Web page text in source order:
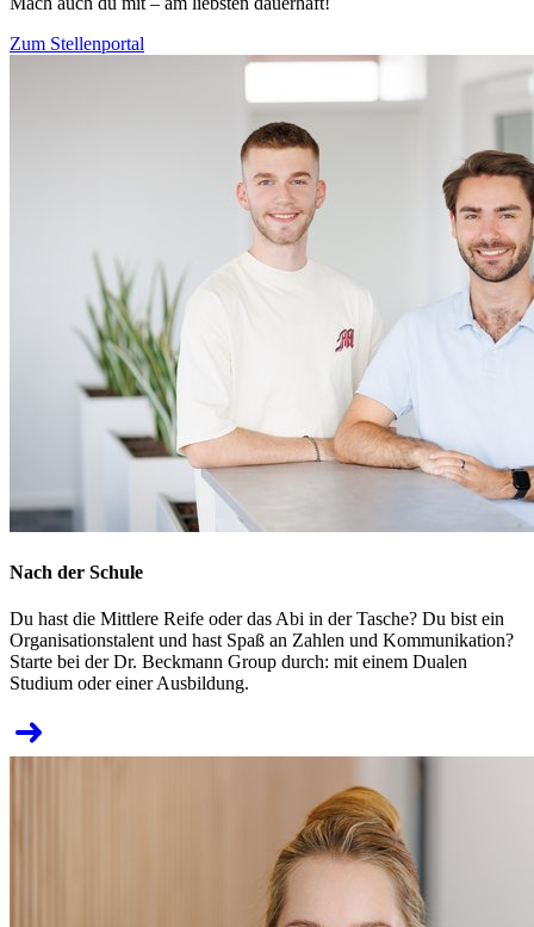
Zum Stellenportal
Nach der Schule
Du hast die Mittlere Reife oder das Abi in der Tasche? Du bist ein
Organisationstalent und hast Spaß an Zahlen und Kommunikation?
Starte bei der Dr. Beckmann Group durch: mit einem Dualen
Studium oder einer Ausbildung.